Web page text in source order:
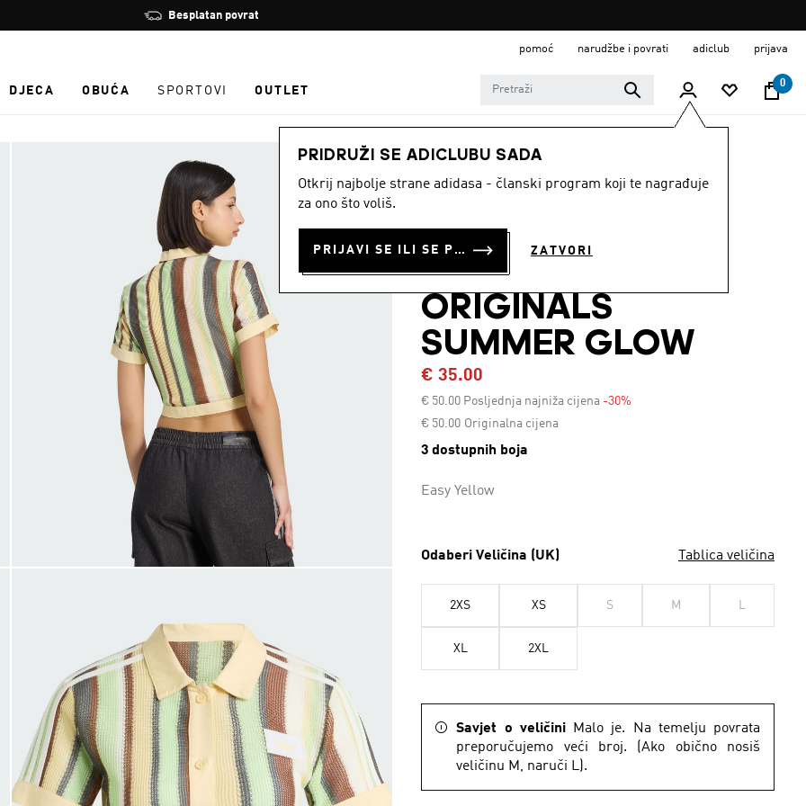
Zaustavi
rotaciju
Besplatan povrat
pomoć narudžbe i povrati adiclub prijava
DJECA OBUĆA SPORTOVI OUTLET
0
PRIDRUŽI SE ADICLUBU SADA
Otkrij najbolje strane adidasa - članski program koji te nagrađuje
za ono što voliš.
PRIJAVI SE ILI SE PRIDRUŽI SADA ZATVORI
ŽENE Odjeća
PRUGASTA
SKRAĆENA POLO-
MAJICA ADIDAS
ORIGINALS
SUMMER GLOW
€ 35.00
€ 50.00 Posljednja najniža cijena -30%
Originalna cijena
Cijena umanjena od
€ 50.00za
3 dostupnih boja
Easy Yellow
Odaberi Veličina (UK) Tablica veličina
2XS XS S M L
XL 2XL
Savjet o veličini
Malo je. Na temelju povrata
preporučujemo veći broj. (Ako obično nosiš
veličinu M, naruči L).